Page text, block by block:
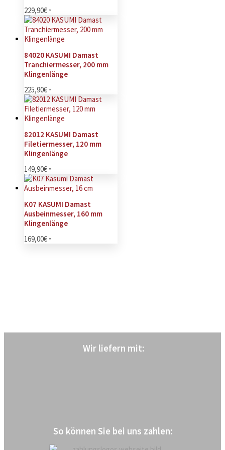
229,90€ *
84020 KASUMI Damast
Tranchiermesser, 200 mm
Klingenlänge
225,90€ *
82012 KASUMI Damast
Filetiermesser, 120 mm
Klingenlänge
149,90€ *
K07 KASUMI Damast
Ausbeinmesser, 160 mm
Klingenlänge
169,00€ *
Wir liefern mit:
So können Sie bei uns zahlen: